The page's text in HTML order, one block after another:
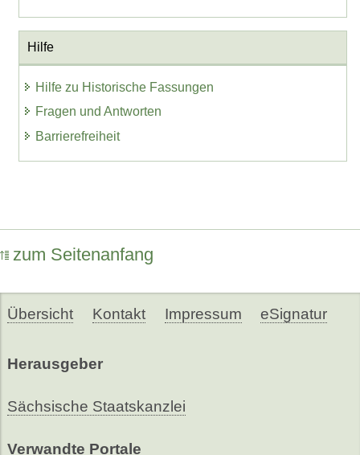
Hilfe
Hilfe zu Historische Fassungen
Fragen und Antworten
Barrierefreiheit
zum Seitenanfang
Übersicht Kontakt Impressum eSignatur
Herausgeber
Sächsische Staatskanzlei
Verwandte Portale